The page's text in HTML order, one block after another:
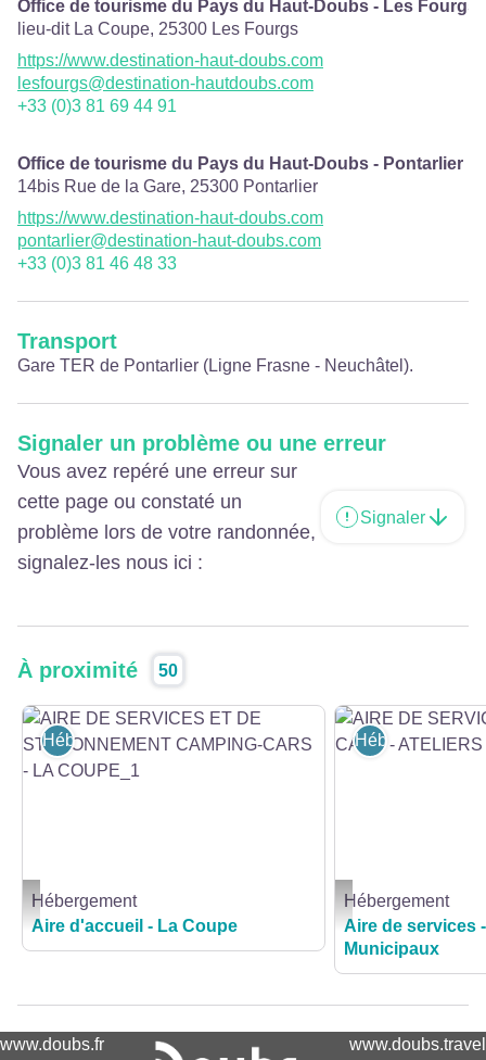
Office de tourisme du Pays du Haut-Doubs - Les Fourgs
lieu-dit La Coupe, 25300 Les Fourgs
https://www.destination-haut-doubs.com
lesfourgs@destination-hautdoubs.com
+33 (0)3 81 69 44 91
Office de tourisme du Pays du Haut-Doubs - Pontarlier
14bis Rue de la Gare, 25300 Pontarlier
https://www.destination-haut-doubs.com
pontarlier@destination-haut-doubs.com
+33 (0)3 81 46 48 33
Transport
Gare TER de Pontarlier (Ligne Frasne - Neuchâtel).
Signaler un problème ou une erreur
Vous avez repéré une erreur sur
cette page ou constaté un
problème lors de votre randonnée,
signalez-les nous ici :
Signaler
À proximité 50
AIRE DE SERVICES ET DE STATIONNEMENT CAMPING-CARS - LA
Hébergement
Hébergement
Aire d'accueil - La Coupe
AIRE DE SERVICES
Hébergement
Hébergement
Aire de services
Municipaux
www.doubs.fr www.doubs.travel